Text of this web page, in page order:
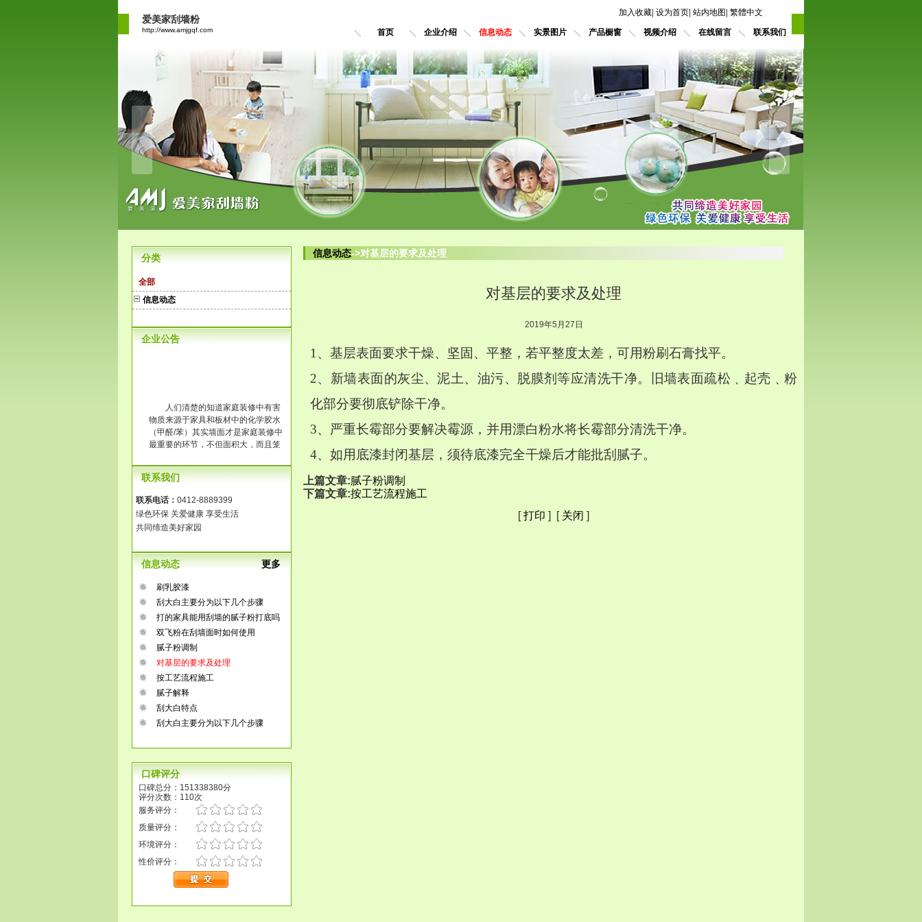
爱美家刮墙粉
http://www.amjgqf.com
加入收藏 设为首页 站内地图 繁體中文
首页 企业介绍 信息动态 实景图片 产品橱窗 视频介绍 在线留言 联系我们
分类
全部
信息动态
企业公告
人们清楚的知道家庭装修中有害
物质来源于家具和板材中的化学胶水
（甲醛/苯）其实墙面才是家庭装修中
最重要的环节，不但面积大，而且笼
量的化学胶水，它的释放时间长达3-8
年，长时间在一个污染的环境中生
联系我们
联系电话： 0412-8889399
绿色环保 关爱健康 享受生活
共同缔造美好家园
更多
信息动态
刷乳胶漆
刮大白主要分为以下几个步骤
打的家具能用刮墙的腻子粉打底吗
双飞粉在刮墙面时如何使用
腻子粉调制
对基层的要求及处理
按工艺流程施工
腻子解释
刮大白特点
刮大白主要分为以下几个步骤
口碑评分
口碑总分：151338380分
评分次数：110次
服务评分：
质量评分：
环境评分：
性价评分：
信息动态->对基层的要求及处理
对基层的要求及处理
2019年5月27日
1、基层表面要求干燥、坚固、平整，若平整度太差，可用粉刷石膏找平。
2、新墙表面的灰尘、泥土、油污、脱膜剂等应清洗干净。旧墙表面疏松﹑起壳﹑粉
化部分要彻底铲除干净。
3、严重长霉部分要解决霉源，并用漂白粉水将长霉部分清洗干净。
4、如用底漆封闭基层，须待底漆完全干燥后才能批刮腻子。
上篇文章:腻子粉调制
下篇文章:按工艺流程施工
[打印 ] [ 关闭 ]